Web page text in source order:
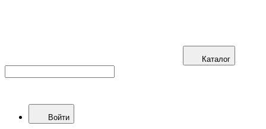
Каталог
Войти